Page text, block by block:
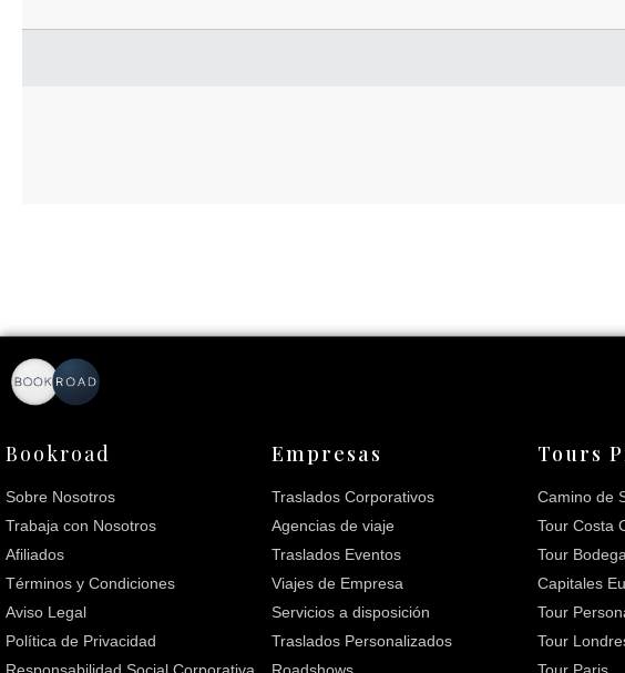
Bookroad
Sobre Nosotros
Trabaja con Nosotros
Afiliados
Términos y Condiciones
Aviso Legal
Política de Privacidad
Empresas
Traslados Corporativos
Agencias de viaje
Traslados Eventos
Viajes de Empresa
Servicios a disposición
Traslados Personalizados
Tours
Camino de
Tour Costa
Tour
Capitales
Tour
Tour